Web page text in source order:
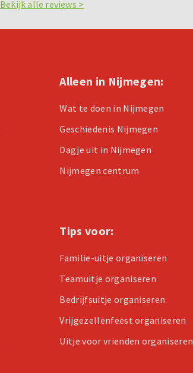
Bekijk alle reviews >
Alleen in Nijmegen:
Wat te doen in Nijmegen
Geschiedenis Nijmegen
Dagje uit in Nijmegen
Nijmegen centrum
Tips voor:
Familie-uitje organiseren
Teamuitje organiseren
Bedrijfsuitje organiseren
Vrijgezellenfeest organiseren
Uitje voor vrienden organiseren